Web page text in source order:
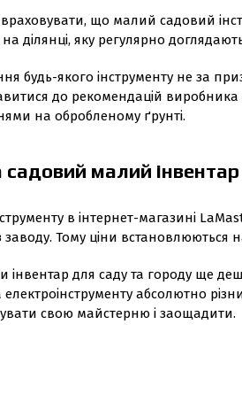
враховувати, що малий садовий
ділянці, яку регулярно
будь-якого інструменту не за
до рекомендацій
на обробленому ґрунті.
садовий малий інвентар
в інтернет-магазині
заводу. Тому ціни
інвентар для саду та городу ще
електроінструменту абсолютно
свою майстерню і заощадити.